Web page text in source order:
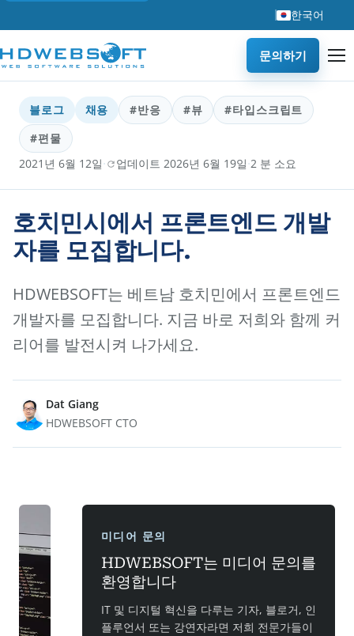
한국어
문의하기
블로그 채용 #반응 #뷰
#타입스크립트
#편물
2021년 6월 12일· 업데이트 2026년 6월 19일·2 분 소요
호치민시에서 프론트엔드 개발
자를 모집합니다.
HDWEBSOFT는 베트남 호치민에서 프론트엔드
개발자를 모집합니다. 지금 바로 저희와 함께 커
리어를 발전시켜 나가세요.
Dat Giang
HDWEBSOFT CTO
미디어 문의
HDWEBSOFT는 미디어 문의를
환영합니다
IT 및 디지털 혁신을 다루는 기자, 블로거, 인
플루언서 또는 강연자라면 저희 전문가들이